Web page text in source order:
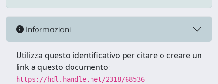
Informazioni
Utilizza questo identificativo per citare o creare un
link a questo documento:
https://hdl.handle.net/2318/68536